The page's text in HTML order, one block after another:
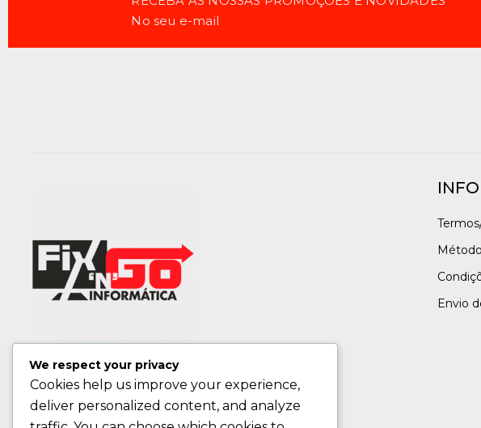
No seu e-mail
Envio
We respect your privacy
Cookies help us improve your experience,
deliver personalized content, and analyze